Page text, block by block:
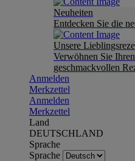
Neuheiten
Entdecken Sie die
Unsere
Verwöhnen Sie
geschmackvollen
Anmelden
Merkzettel
Anmelden
Merkzettel
Land
DEUTSCHLAND
Sprache
Sprache